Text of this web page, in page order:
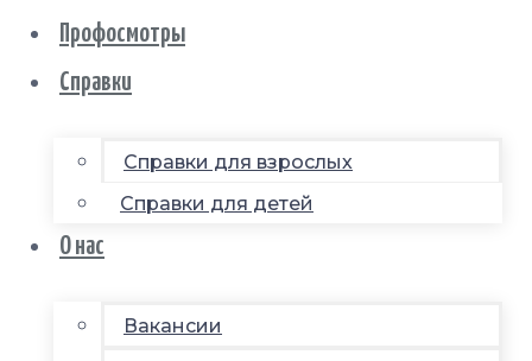
Профосмотры
Справки
Справки для взрослых
Справки для детей
О нас
Вакансии